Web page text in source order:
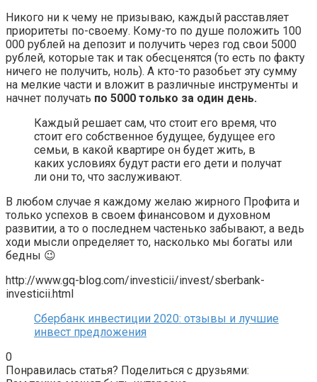
Никого ни к чему не призываю, каждый расставляет
приоритеты по-своему. Кому-то по душе положить 100
000 рублей на депозит и получить через год свои 5000
рублей, которые так и так обесценятся (то есть по факту
ничего не получить, ноль). А кто-то разобьет эту сумму
на мелкие части и вложит в различные инструменты и
начнет получать по 5000 только за один день.
Каждый решает сам, что стоит его время, что
стоит его собственное будущее, будущее его
семьи, в какой квартире он будет жить, в
каких условиях будут расти его дети и получат
ли они то, что заслуживают.
В любом случае я каждому желаю жирного Профита и
только успехов в своем финансовом и духовном
развитии, а то о последнем частенько забывают, а ведь
ходи мысли определяет то, насколько мы богаты или
бедны 😉
http://www.gq-blog.com/investicii/invest/sberbank-
investicii.html
Сбербанк инвестиции 2020: отзывы и лучшие
инвест предложения
0
Понравилась статья? Поделиться с друзьями: